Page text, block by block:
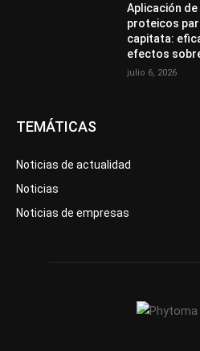
Aplicación de
proteicos
capitata:
efectos
julio 6, 2026
TEMÁTICAS
Noticias de actualidad
Noticias
Noticias de empresas